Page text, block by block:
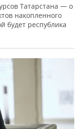
Татарстана — о
накопленного
будет республика